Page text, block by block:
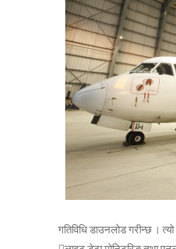
गतिविधि डाउनलोड गरीन्छ ।